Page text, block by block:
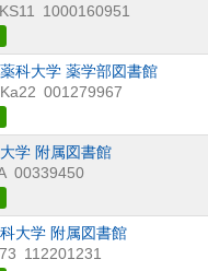
1000160951
科大学 薬学部図書館
001279967
学 附属図書館
00339450
大学 附属図書館
112201231